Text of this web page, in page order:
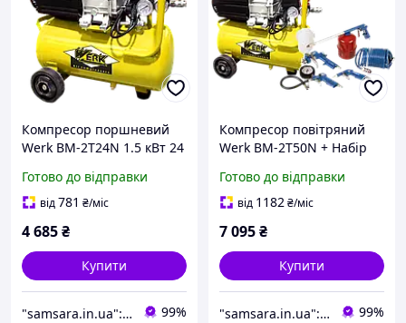
Компресор поршневий
Werk BM-2Т24N 1.5 кВт 24
поршневий
Готово до відправки
від781 ₴/міс
4 685₴
Купити
"samsara.in.ua": Інтернет-магазин інструментів, садової та побутової техніки 99%
Компресор повітряний
Werk BM-2T50N + Набір
Повітряний компресор
поршневий на 50 л
Готово до відправки
від 1182₴/міс
7 095₴
Купити
"samsara.in.ua": Інтернет-магазин інструментів, садової та побутової техніки 99%